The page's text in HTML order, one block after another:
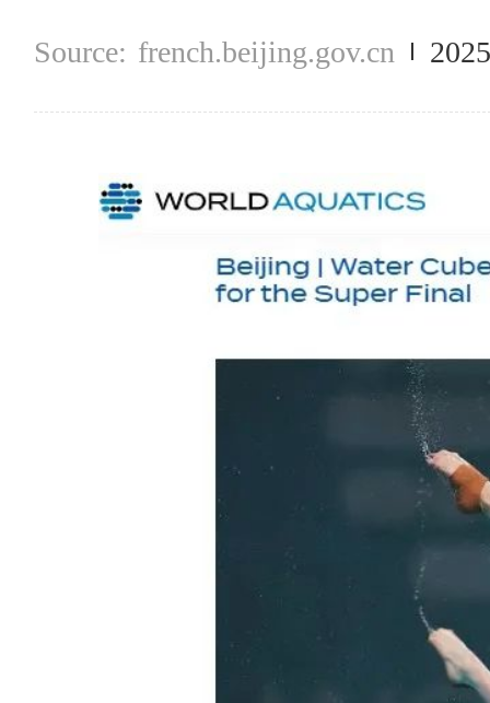
french.beijing.gov.cn